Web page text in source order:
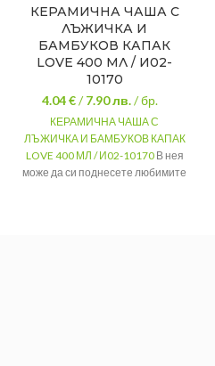
КЕРАМИЧНА ЧАША С
ЛЪЖИЧКА И
БАМБУКОВ КАПАК
LOVE 400 МЛ / И02-
10170
4.04 €/7.90лв./ бр.
КЕРАМИЧНА ЧАША С
ЛЪЖИЧКА И БАМБУКОВ КАПАК
LOVE 400 МЛ / И02-10170В нея
може да си поднесете любимите